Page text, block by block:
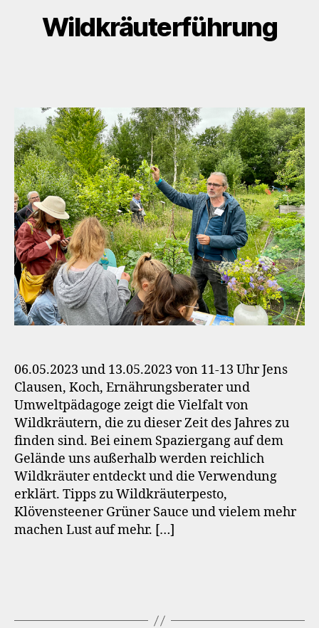
Wildkräuterführung
06.05.2023 und 13.05.2023 von 11-13 Uhr Jens
Clausen, Koch, Ernährungsberater und
Umweltpädagoge zeigt die Vielfalt von
Wildkräutern, die zu dieser Zeit des Jahres zu
finden sind. Bei einem Spaziergang auf dem
Gelände uns außerhalb werden reichlich
Wildkräuter entdeckt und die Verwendung
erklärt. Tipps zu Wildkräuterpesto,
Klövensteener Grüner Sauce und vielem mehr
machen Lust auf mehr. […]